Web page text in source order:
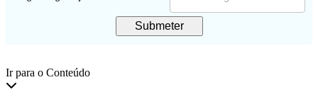
Submeter
Ir para o Conteúdo